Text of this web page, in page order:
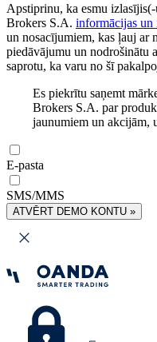
Apstiprinu, ka esmu
Brokers S.A. informācijas un
un nosacījumiem, kas ļauj ar
piedāvājumu un nodrošinātu
saprotu, ka varu no šī
Es piekrītu saņemt
Brokers S.A. par
jaunumiem un akcijām,
E-pasta
SMS/MMS
ATVĒRT DEMO KONTU »